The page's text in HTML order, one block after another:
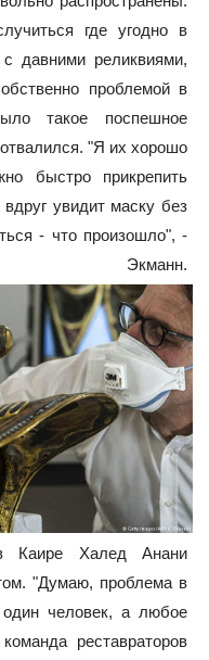
где угодно в
давними реликвиями,
проблемой в
такое поспешное
"Я их хорошо
быстро прикрепить
увидит маску без
- что произошло", -
Экманн.
в Каире Халед Анани
"Думаю, проблема в
человек, а любое
реставраторов